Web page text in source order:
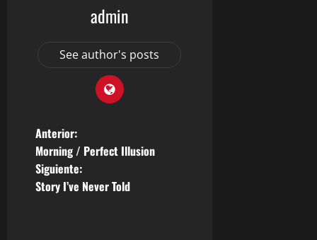
admin
See author's posts
N
a
v
Anterior:
Morning / Perfect Illusion
Siguiente:
Story I’ve Never Told